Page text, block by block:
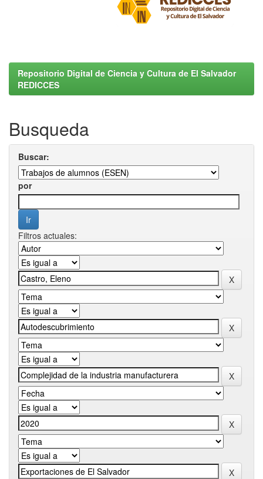
Repositorio Digital de Ciencia y Cultura de El Salvador
REDICCES
Busqueda
Buscar:
por
Filtros actuales: